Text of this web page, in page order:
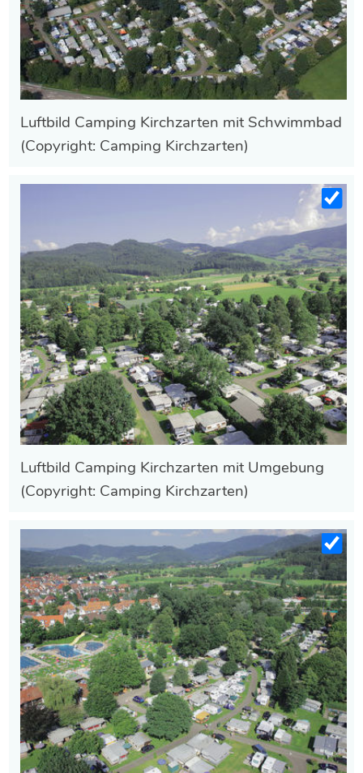
Luftbild Camping Kirchzarten mit Schwimmbad
(Copyright: Camping Kirchzarten)
Luftbild Camping Kirchzarten mit Umgebung
(Copyright: Camping Kirchzarten)